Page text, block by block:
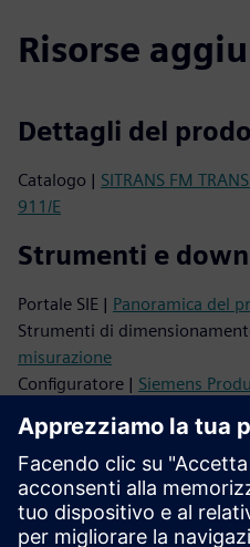
Risorse
Dettagli del
Catalogo | SITRANS FM
911/E
Strumenti e
Portale SIE | Panoramica del
Strumenti di
misurazione
Configuratore | Siemens
Dati CAx |Gestore dei
Video |YouTube
Supporto